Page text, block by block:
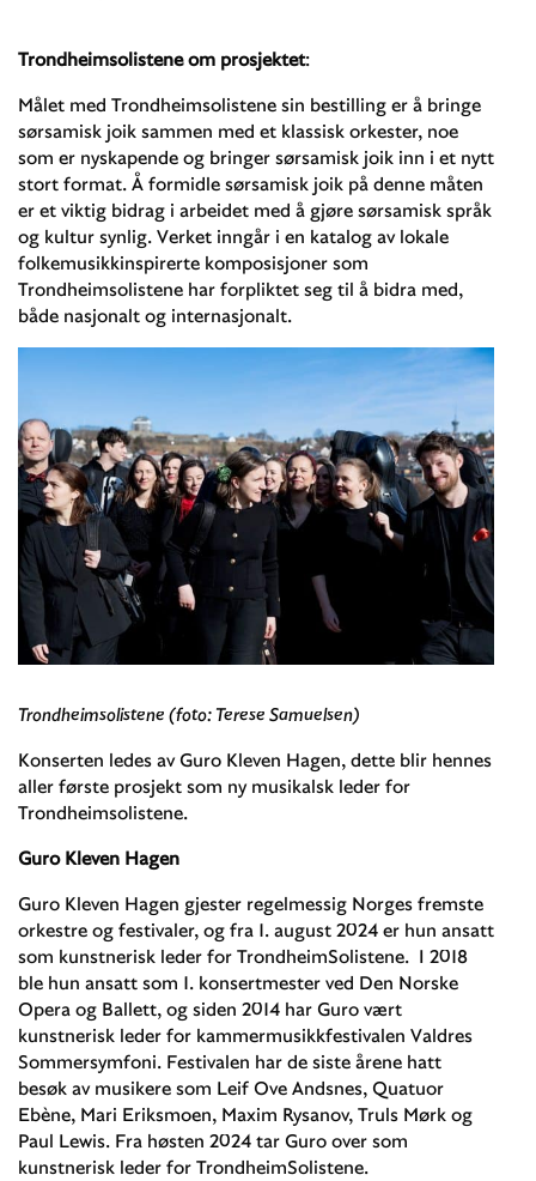
Trondheimsolistene om prosjektet:
Målet med Trondheimsolistene sin bestilling er å bringe
sørsamisk joik sammen med et klassisk orkester, noe
som er nyskapende og bringer sørsamisk joik inn i et nytt
stort format. Å formidle sørsamisk joik på denne måten
er et viktig bidrag i arbeidet med å gjøre sørsamisk språk
og kultur synlig. Verket inngår i en katalog av lokale
folkemusikkinspirerte komposisjoner som
Trondheimsolistene har forpliktet seg til å bidra med,
både nasjonalt og internasjonalt.
Trondheimsolistene (foto: Terese Samuelsen)
Konserten ledes av Guro Kleven Hagen, dette blir hennes
aller første prosjekt som ny musikalsk leder for
Trondheimsolistene.
Guro Kleven Hagen
Guro Kleven Hagen gjester regelmessig Norges fremste
orkestre og festivaler, og fra 1. august 2024 er hun ansatt
som kunstnerisk leder for TrondheimSolistene. I 2018
ble hun ansatt som 1. konsertmester ved Den Norske
Opera og Ballett, og siden 2014 har Guro vært
kunstnerisk leder for kammermusikkfestivalen Valdres
Sommersymfoni. Festivalen har de siste årene hatt
besøk av musikere som Leif Ove Andsnes, Quatuor
Ebène, Mari Eriksmoen, Maxim Rysanov, Truls Mørk og
Paul Lewis. Fra høsten 2024 tar Guro over som
kunstnerisk leder for TrondheimSolistene.